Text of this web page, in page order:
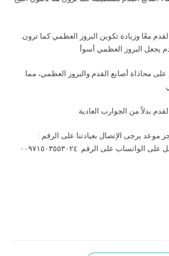
يجعل البروز العظمي أسوأ
بدلاً من الجوارب العادية